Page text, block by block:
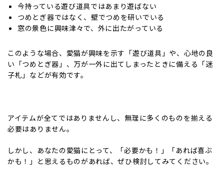
今持っている遊び道具ではあまり遊ばない
つめとぎ器ではなく、壁でつめを研いでいる
窓の景色に興味津々で、外に出たがっている
このような場合、愛猫が興味を示す「遊び道具」や、心地の良
い「つめとぎ器」、万が一外に出てしまったときに備える「迷
子札」などが有効です。
アイテムが全てではありませんし、無理に多くのものを揃える
必要はありません。
しかし、あなたの愛猫にとって、「必要かも！」「あれば喜ぶ
かも！」と思えるものがあれば、ぜひ検討してみてください。